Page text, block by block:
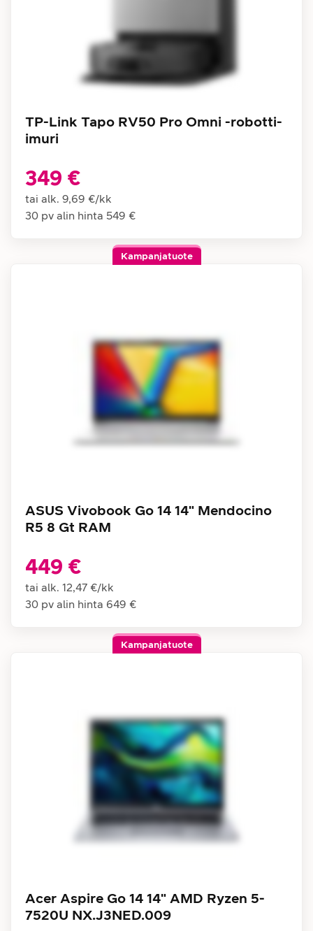
TP-Link Tapo RV50 Pro Omni -robotti-
imuri
349 €
tai alk. 9,69 €/kk
30 pv alin hinta 549 €
Kampanjatuote
ASUS Vivobook Go 14 14" Mendocino
R5 8 Gt RAM
449 €
tai alk. 12,47 €/kk
30 pv alin hinta 649 €
Kampanjatuote
Acer Aspire Go 14 14" AMD Ryzen 5-
7520U NX.J3NED.009